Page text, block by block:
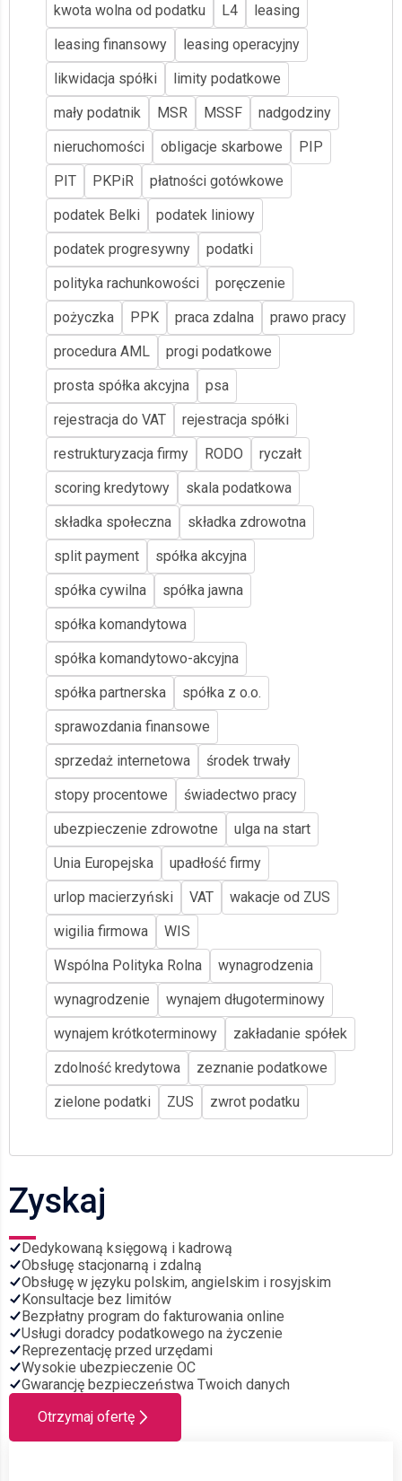
kwota wolna od podatku
L4
leasing
leasing finansowy
leasing operacyjny
likwidacja spółki
limity podatkowe
mały podatnik
MSR MSSF
nadgodziny
nieruchomości
obligacje skarbowe
PIP
PIT
PKPiR
płatności gotówkowe
podatek Belki
podatek liniowy
podatek progresywny
podatki
polityka rachunkowości
poręczenie
pożyczka
PPK praca zdalna
prawo pracy
procedura AML
progi podatkowe
prosta spółka akcyjna
psa
rejestracja do VAT
rejestracja spółki
restrukturyzacja firmy
RODO
ryczałt
scoring kredytowy
skala podatkowa
składka społeczna
składka zdrowotna
split payment
spółka akcyjna
spółka cywilna
spółka jawna
spółka komandytowa
spółka komandytowo-akcyjna
spółka partnerska
spółka z o.o.
sprawozdania finansowe
sprzedaż internetowa
środek trwały
stopy procentowe
świadectwo pracy
ubezpieczenie zdrowotne
ulga na start
Unia Europejska
upadłość firmy
urlop macierzyński
VAT
wakacje od ZUS
wigilia firmowa
WIS
Wspólna Polityka Rolna
wynagrodzenia
wynagrodzenie
wynajem długoterminowy
wynajem krótkoterminowy
zakładanie spółek
zdolność kredytowa
zeznanie podatkowe
zielone podatki
ZUS zwrot podatku
Zyskaj
Dedykowaną księgową i kadrową
Obsługę stacjonarną i zdalną
Obsługę w języku polskim, angielskim i rosyjskim
Konsultacje bez limitów
Bezpłatny program do fakturowania online
Usługi doradcy podatkowego na życzenie
Reprezentację przed urzędami
Wysokie ubezpieczenie OC
Gwarancję bezpieczeństwa Twoich danych
Otrzymaj ofertę